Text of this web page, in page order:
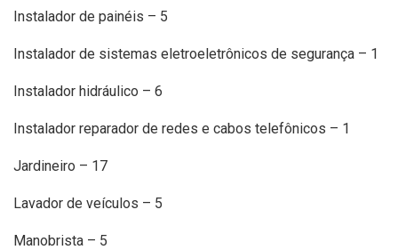
Instalador de painéis – 5
Instalador de sistemas eletroeletrônicos de segurança – 1
Instalador hidráulico – 6
Instalador reparador de redes e cabos telefônicos – 1
Jardineiro – 17
Lavador de veículos – 5
Manobrista – 5